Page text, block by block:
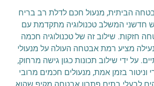
הביתית, מנעול חכם לדלת רב בריח
חדשני המשלב טכנולוגיה מתקדמת עם
חזקות. שילוב זה של טכנולוגיה חכמה
נעילה מציע רמת אבטחה העולה על מנעולי
על ידי שילוב תכונות כגון גישה מרחוק,
וניטור בזמן אמת, מנעולים חכמים מרובי